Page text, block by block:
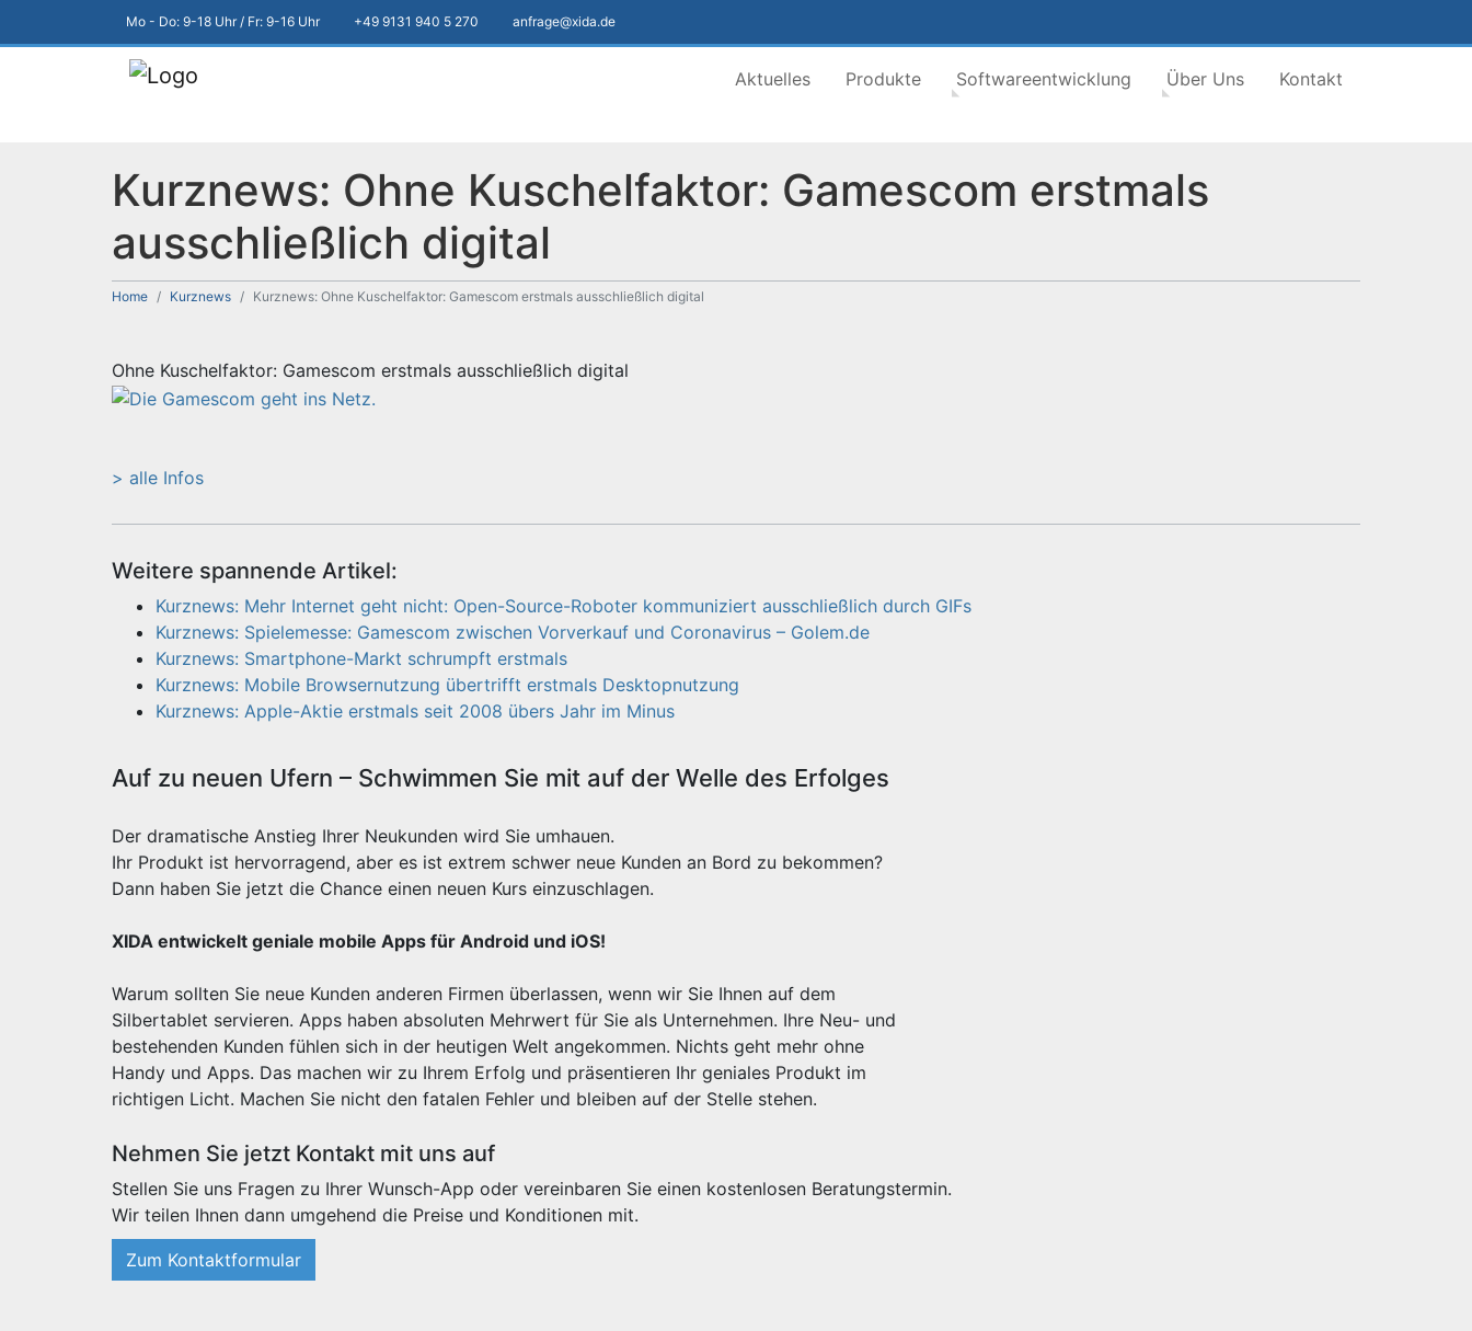
Mo - Do: 9-18 Uhr / Fr: 9-16 Uhr +49 9131 940 5 270 anfrage@xida.de
Aktuelles Produkte Softwareentwicklung Über Uns Kontakt
Kurznews: Ohne Kuschelfaktor: Gamescom erstmals
ausschließlich digital
Home Kurznews Kurznews: Ohne Kuschelfaktor: Gamescom erstmals ausschließlich digital
Ohne Kuschelfaktor: Gamescom erstmals ausschließlich digital
> alle Infos
Weitere spannende Artikel:
Kurznews: Mehr Internet geht nicht: Open-Source-Roboter kommuniziert ausschließlich durch GIFs
Kurznews: Spielemesse: Gamescom zwischen Vorverkauf und Coronavirus – Golem.de
Kurznews: Smartphone-Markt schrumpft erstmals
Kurznews: Mobile Browsernutzung übertrifft erstmals Desktopnutzung
Kurznews: Apple-Aktie erstmals seit 2008 übers Jahr im Minus
Auf zu neuen Ufern – Schwimmen Sie mit auf der Welle des Erfolges
Der dramatische Anstieg Ihrer Neukunden wird Sie umhauen.
Ihr Produkt ist hervorragend, aber es ist extrem schwer neue Kunden an Bord zu bekommen?
Dann haben Sie jetzt die Chance einen neuen Kurs einzuschlagen.
XIDA entwickelt geniale mobile Apps für Android und iOS!
Warum sollten Sie neue Kunden anderen Firmen überlassen, wenn wir Sie Ihnen auf dem
Silbertablet servieren. Apps haben absoluten Mehrwert für Sie als Unternehmen. Ihre Neu- und
bestehenden Kunden fühlen sich in der heutigen Welt angekommen. Nichts geht mehr ohne
Handy und Apps. Das machen wir zu Ihrem Erfolg und präsentieren Ihr geniales Produkt im
richtigen Licht. Machen Sie nicht den fatalen Fehler und bleiben auf der Stelle stehen.
Nehmen Sie jetzt Kontakt mit uns auf
Stellen Sie uns Fragen zu Ihrer Wunsch-App oder vereinbaren Sie einen kostenlosen Beratungstermin.
Wir teilen Ihnen dann umgehend die Preise und Konditionen mit.
Zum Kontaktformular